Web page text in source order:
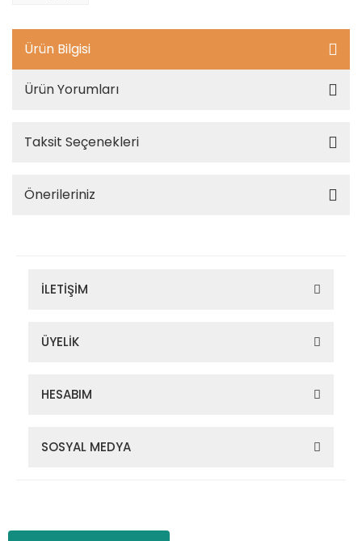
Ürün Bilgisi
Ürün Yorumları
Taksit Seçenekleri
Önerileriniz
İLETİŞİM
ÜYELİK
HESABIM
SOSYAL MEDYA